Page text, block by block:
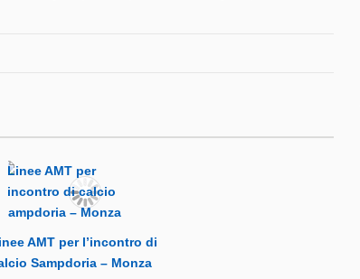
AMT per l’incontro di
Sampdoria – Monza